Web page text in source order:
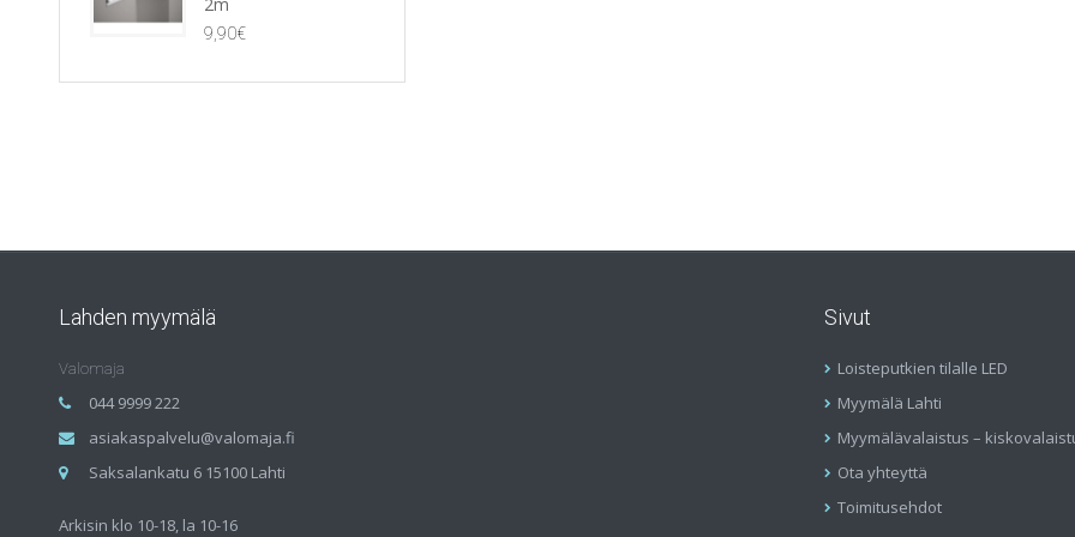
9,90€
Lahden myymälä
Valomaja
044 9999 222
asiakaspalvelu@valomaja.fi
Saksalankatu 6 15100 Lahti
Arkisin klo 10-18, la 10-16
Sivut
Loisteputkien tilalle LED
Myymälä Lahti
Myymälävalaistus –
Ota yhteyttä
Toimitusehdot